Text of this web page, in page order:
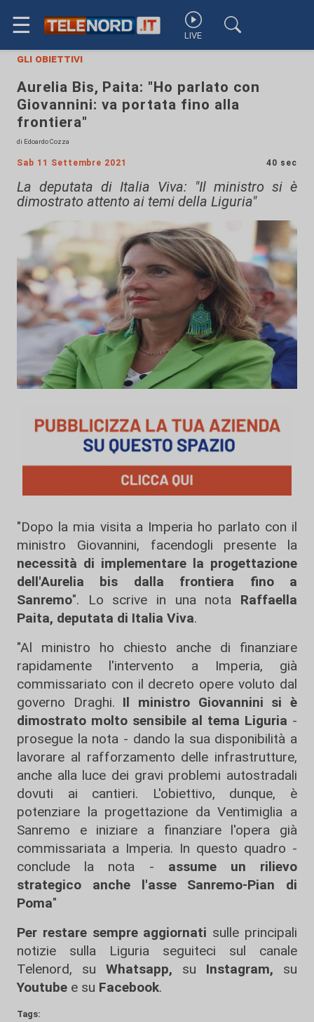
☰ LIVE
gli obiettivi
Aurelia Bis, Paita: "Ho parlato con
Giovannini: va portata fino alla
frontiera"
di Edoardo Cozza
Sab 11 Settembre 2021 40 sec
La deputata di Italia Viva: "Il ministro si è
dimostrato attento ai temi della Liguria"
"Dopo la mia visita a Imperia ho parlato con il
ministro Giovannini, facendogli presente la
necessità di implementare la progettazione
dell'Aurelia bis dalla frontiera fino a
Sanremo". Lo scrive in una nota Raffaella
Paita, deputata di Italia Viva.
"Al ministro ho chiesto anche di finanziare
rapidamente l'intervento a Imperia, già
commissariato con il decreto opere voluto dal
governo Draghi. Il ministro Giovannini si è
dimostrato molto sensibile al tema Liguria -
prosegue la nota - dando la sua disponibilità a
lavorare al rafforzamento delle infrastrutture,
anche alla luce dei gravi problemi autostradali
dovuti ai cantieri. L'obiettivo, dunque, è
potenziare la progettazione da Ventimiglia a
Sanremo e iniziare a finanziare l'opera già
commissariata a Imperia. In questo quadro -
conclude la nota - assume un rilievo
strategico anche l'asse Sanremo-Pian di
Poma"
Per restare sempre aggiornati sulle principali
notizie sulla Liguria seguiteci sul canale
Telenord, su
Whatsapp, su Instagram, su
Youtube e su Facebook.
Tags: